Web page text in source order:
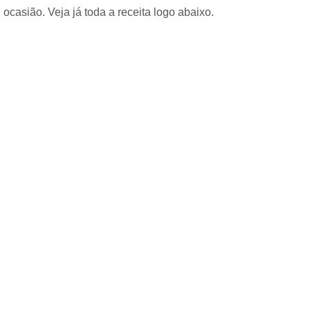
ocasião. Veja já toda a receita logo abaixo.